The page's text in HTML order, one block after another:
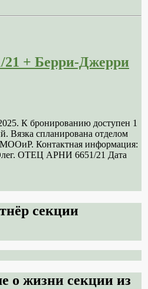
+ Берри-Джерри
К бронированию доступен 1
Вязка спланирована отделом
Контактная информация:
ОТЕЦ АРНИ 6651/21 Дата
секции
о жизни секции из